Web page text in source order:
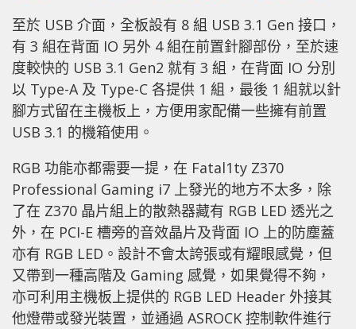
至於 USB 介面，全板設有 8 組 USB 3.1 Gen 接口，
有 3 組在背面 IO 另外 4 組在前置針腳部份，至於速
度較快的 USB 3.1 Gen2 就有 3 組，在背面 IO 分別
以 Type-A 及 Type-C 各提供 1 組，最後 1 組就以針
腳方式留在主機板上，方便用家配備一些擁有前置
USB 3.1 的機箱使用。
RGB 功能亦都需要一提，在 Fatal1ty Z370
Professional Gaming i7 上發光的地方不太多，除
了在 Z370 晶片組上的散熱器藏有 RGB LED 透光之
外，在 PCI-E 槽旁的音效晶片及背面 IO 上的防塵蓋
亦有 RGB LED。設計不會太誇張或有耀眼感覺，但
又帶到一種高階及 Gaming 感覺，如果覺得不夠，
亦可利用主機板上提供的 RGB LED Header 外接其
他燈帶或發光裝置，並通過 ASROCK 控制軟件進行